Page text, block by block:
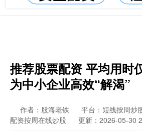
推荐股票配资 平均用时
为中小企业高效“解渴”
作者：股海老铁
平台：短线按周炒
配资按周在线炒股
更新：2026-05-30